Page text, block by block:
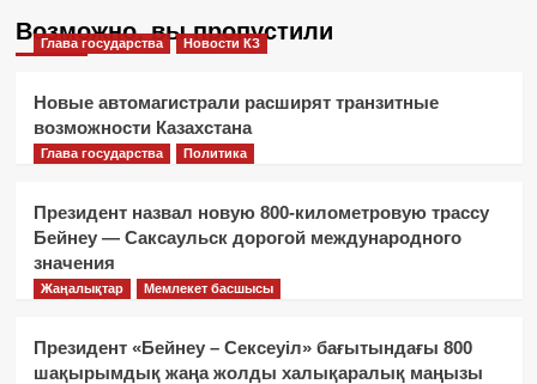
Возможно, вы пропустили
Глава государства Новости КЗ
Новые автомагистрали расширят транзитные
возможности Казахстана
Глава государства Политика
Президент назвал новую 800-километровую трассу
Бейнеу — Саксаульск дорогой международного
значения
Жаңалықтар Мемлекет басшысы
Президент «Бейнеу – Сексеуіл» бағытындағы 800
шақырымдық жаңа жолды халықаралық маңызы